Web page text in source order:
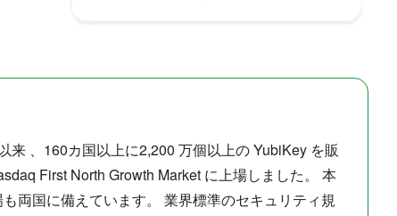
来 、160カ国以上に2,200 万個以上の YubiKey を販
First North Growth Market に上場しました。 本
両国に備えています。 業界標準のセキュリティ規